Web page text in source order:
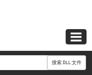

搜索 DLL 文件